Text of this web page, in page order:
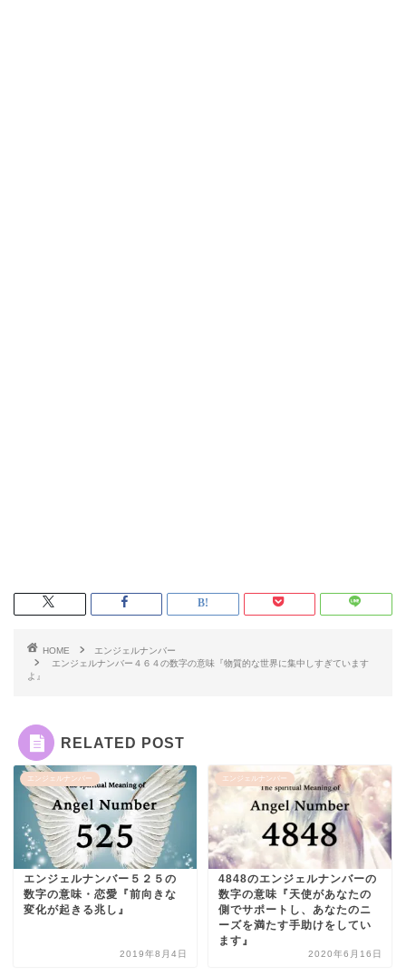
HOME
エンジェルナンバー
エンジェルナンバー４６４の数字の意味『物質的な世界に集中しすぎています
よ』
RELATED POST
エンジェルナンバー
エンジェルナンバー５２５の
数字の意味・恋愛『前向きな
変化が起きる兆し』
2019年8月4日
エンジェルナンバー
4848のエンジェルナンバーの
数字の意味『天使があなたの
側でサポートし、あなたのニ
ーズを満たす手助けをしてい
ます』
2020年6月16日